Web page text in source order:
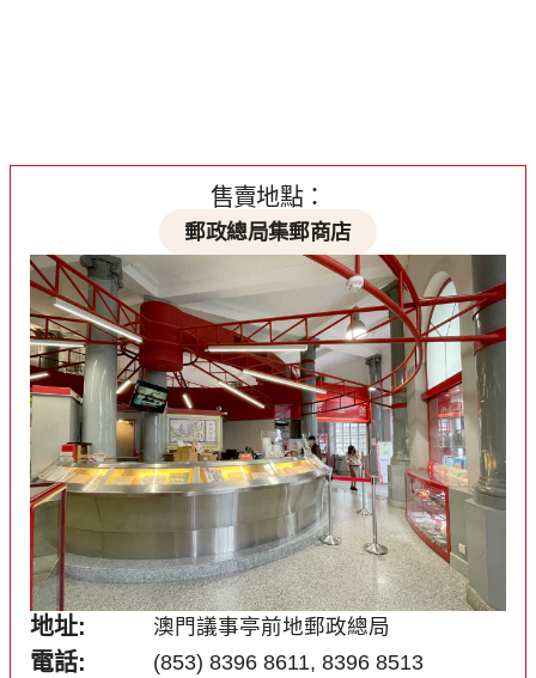
售賣地點：
郵政總局集郵商店
地址: 澳門議事亭前地郵政總局
電話: (853) 8396 8611, 8396 8513